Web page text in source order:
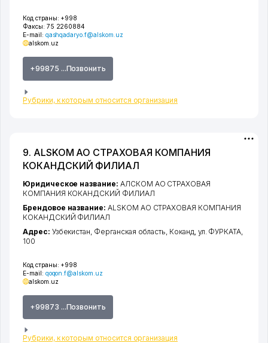
Код страны: +998
Факсы: 75 2260884
E-mail: qashqadaryo.f@alskom.uz
alskom.uz
+99875 ...Позвонить
Рубрики, к которым относится организация
9. ALSKOM АО СТРАХОВАЯ КОМПАНИЯ
КОКАНДСКИЙ ФИЛИАЛ
Код страны: +998
E-mail: qoqon.f@alskom.uz
alskom.uz
+99873 ...Позвонить
Рубрики, к которым относится организация
Юридическое название: АЛСКОМ АО СТРАХОВАЯ
КОМПАНИЯ КОКАНДСКИЙ ФИЛИАЛ
Брендовое название: ALSKOM АО СТРАХОВАЯ КОМПАНИЯ
КОКАНДСКИЙ ФИЛИАЛ
Адрес: Узбекистан, Ферганская область Коканд ул. ФУРКАТА
100